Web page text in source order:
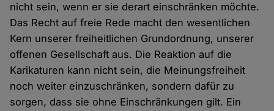
nicht sein, wenn er sie derart einschränken möchte.
Das Recht auf freie Rede macht den wesentlichen
Kern unserer freiheitlichen Grundordnung, unserer
offenen Gesellschaft aus. Die Reaktion auf die
Karikaturen kann nicht sein, die Meinungsfreiheit
noch weiter einzuschränken, sondern dafür zu
sorgen, dass sie ohne Einschränkungen gilt. Ein